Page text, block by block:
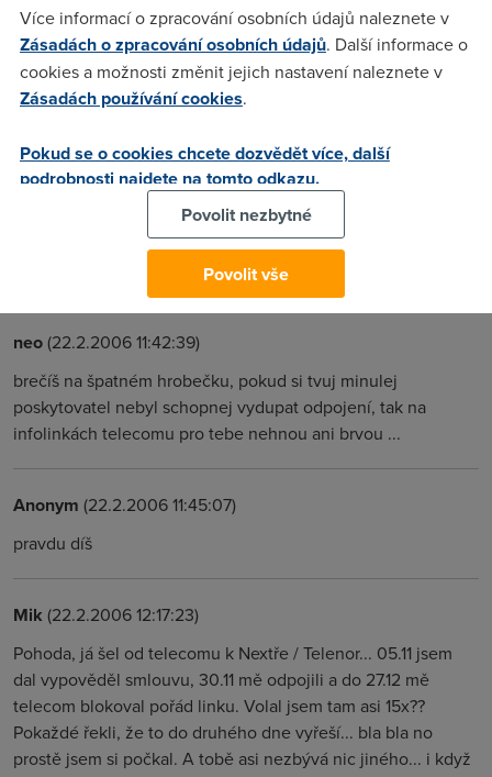
zaznamnik,usetrili aspon na platech
Anonym(22.2.2006 10:41:56)
(22.2.2006 10:46:46)
No mohl by zavolat treba pribuznejm, urcite tim by udelal
neo(22.2.2006 11:42:39)
brečíš na špatném hrobečku, pokud si tvuj minulej
poskytovatel nebyl schopnej vydupat odpojení, tak na
infolinkách telecomu pro tebe nehnou ani brvou ...
Anonym (22.2.2006 11:45:07)
pravdu díš
Mik (22.2.2006 12:17:23)
Pohoda, já šel od telecomu k Nextře / Telenor... 05.11 jsem
dal vypověděl smlouvu, 30.11 mě odpojili a do 27.12 mě
telecom blokoval pořád linku. Volal jsem tam asi 15x??
Pokaždé řekli, že to do druhého dne vyřeší... bla bla no
prostě jsem si počkal. A tobě asi nezbývá nic jiného... i když
Více informací o zpracování osobních údajů naleznete v
Zásadách o zpracování osobních údajů. Další informace o
cookies a možnosti změnit jejich nastavení naleznete v
Zásadách používání cookies.
Pokud se o cookies chcete dozvědět více, další
podrobnosti najdete na tomto odkazu.
Povolit nezbytné
Povolit vše